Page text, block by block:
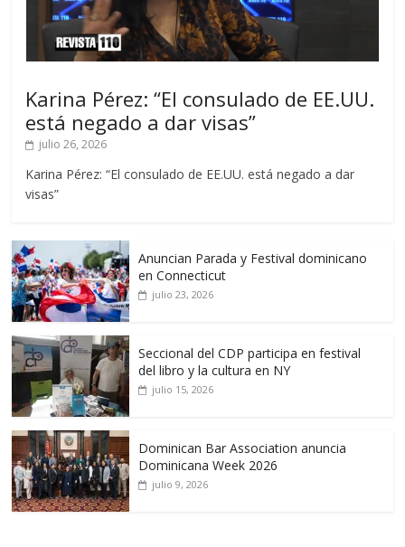
Karina Pérez: “El consulado de EE.UU.
está negado a dar visas”
julio 26, 2026
Karina Pérez: “El consulado de EE.UU. está negado a dar
visas”
Anuncian Parada y Festival dominicano
en Connecticut
julio 23, 2026
Seccional del CDP participa en festival
del libro y la cultura en NY
julio 15, 2026
Dominican Bar Association anuncia
Dominicana Week 2026
julio 9, 2026